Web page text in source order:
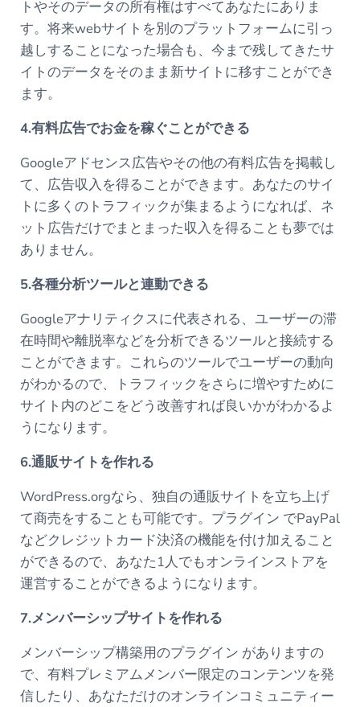
トやそのデータの所有権はすべてあなたにありま
す。将来webサイトを別のプラットフォームに引っ
越しすることになった場合も、今まで残してきたサ
イトのデータをそのまま新サイトに移すことができ
ます。
4.有料広告でお金を稼ぐことができる
Googleアドセンス広告やその他の有料広告を掲載し
て、広告収入を得ることができます。あなたのサイ
トに多くのトラフィックが集まるようになれば、ネ
ット広告だけでまとまった収入を得ることも夢では
ありません。
5.各種分析ツールと連動できる
Googleアナリティクスに代表される、ユーザーの滞
在時間や離脱率などを分析できるツールと接続する
ことができます。これらのツールでユーザーの動向
がわかるので、トラフィックをさらに増やすために
サイト内のどこをどう改善すれば良いかがわかるよ
うになります。
6.通販サイトを作れる
WordPress.orgなら、独自の通販サイトを立ち上げ
て商売をすることも可能です。プラグイン でPayPal
などクレジットカード決済の機能を付け加えること
ができるので、あなた1人でもオンラインストアを
運営することができるようになります。
7.メンバーシップサイトを作れる
メンバーシップ構築用のプラグイン がありますの
で、有料プレミアムメンバー限定のコンテンツを発
信したり、あなただけのオンラインコミュニティー